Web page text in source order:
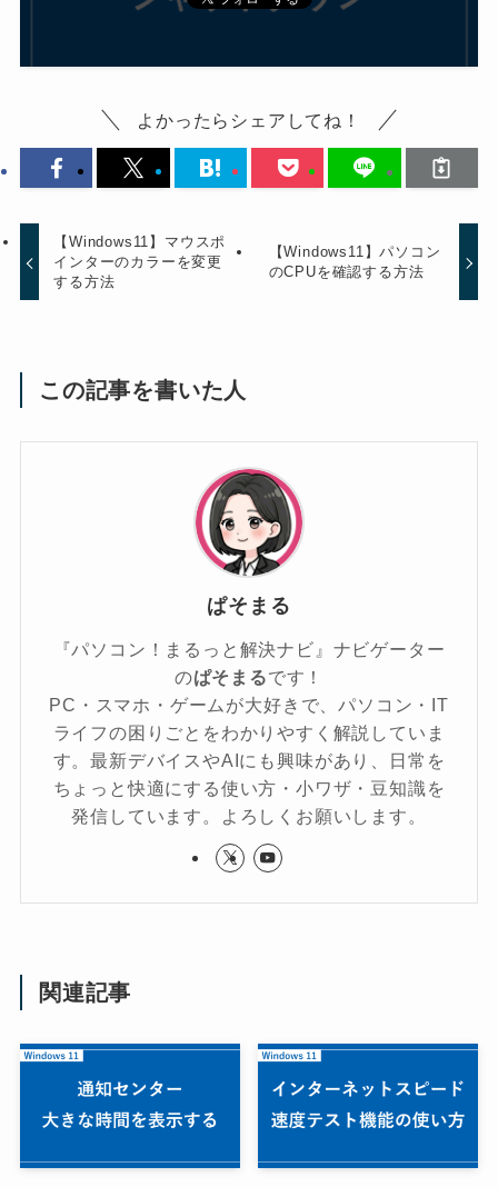
よかったらシェアしてね！
【Windows11】マウスポ
インターのカラーを変更
する方法
【Windows11】パソコン
のCPUを確認する方法
この記事を書いた人
ぱそまる
『パソコン！まるっと解決ナビ』ナビゲーター
のぱそまるです！
PC・スマホ・ゲームが大好きで、パソコン・IT
ライフの困りごとをわかりやすく解説していま
す。最新デバイスやAIにも興味があり、日常を
ちょっと快適にする使い方・小ワザ・豆知識を
発信しています。よろしくお願いします。
関連記事